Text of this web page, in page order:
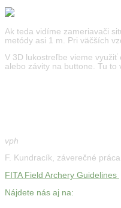
Ak teda vidíme zameriavači
metódy asi 1 m. Pri väčších
V 3D lukostreľbe vieme
alebo závity na buttone. Tu to
vph
F. Kundracík, záverečné
FITA Field Archery Guidelines
Nájdete nás aj na: